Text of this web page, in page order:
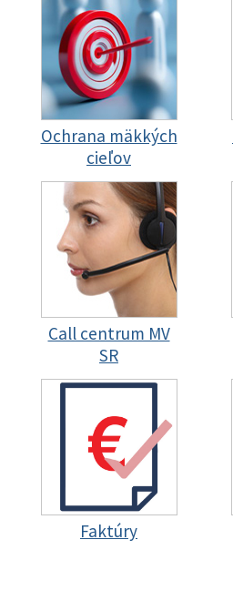
Ochrana mäkkých
cieľov
Call centrum MV
SR
Faktúry